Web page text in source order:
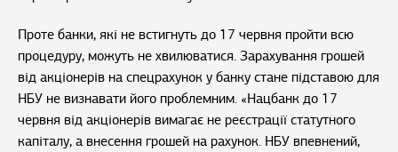
Проте банки, які не встигнуть до 17 червня пройти всю
процедуру, можуть не хвилюватися. Зарахування грошей
від акціонерів на спецрахунок у банку стане підставою для
НБУ не визнавати його проблемним. «Нацбанк до 17
червня від акціонерів вимагає не реєстрації статутного
капіталу, а внесення грошей на рахунок. НБУ впевнений,